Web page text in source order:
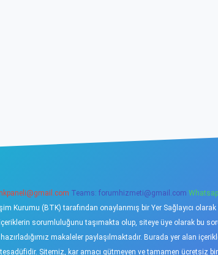
Teams: forumhizmeti@gmail.com
Kurumu (BTK) tarafından onaylanmış bir Yer Sağlayıcı
sorumluluğunu taşımakta olup, siteye üye olarak bu
makaleler paylaşılmaktadır. Burada yer alan
Sitemiz, kar amacı gütmeyen ve tamamen ücretsiz